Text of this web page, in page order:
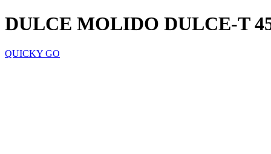
DULCE MOLIDO DULCE-T
QUICKY GO